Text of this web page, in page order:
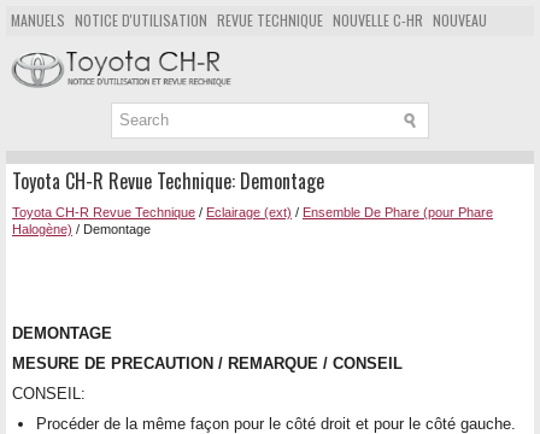
MANUELS NOTICE D'UTILISATION REVUE TECHNIQUE NOUVELLE C-HR NOUVEAU
POPULAIRE
PLAN DU SITE CHERCHER
Toyota CH-R Revue Technique: Demontage
Toyota CH-R Revue Technique / Eclairage (ext) / Ensemble De Phare (pour Phare
Halogène) / Demontage
DEMONTAGE
MESURE DE PRECAUTION / REMARQUE / CONSEIL
CONSEIL:
Procéder de la même façon pour le côté droit et pour le côté gauche.